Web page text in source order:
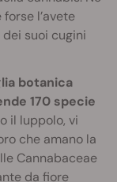
l’avete
suoi cugini
botanica
170 specie
il luppolo, vi
che amano la
Cannabaceae
da fiore